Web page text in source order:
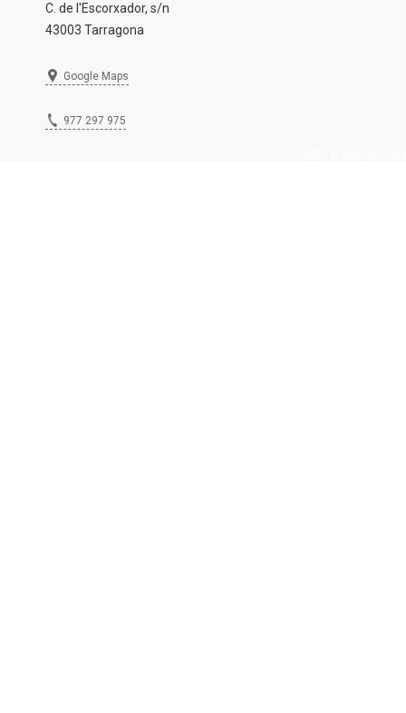
C. de l'Escorxador, s/n
43003 Tarragona
Google Maps
977 297 975